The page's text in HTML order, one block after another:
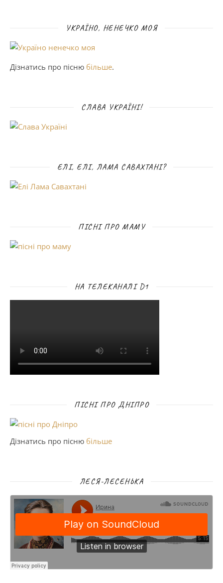
УКРАЇНО, НЕНЕЧКО МОЯ
Дізнатись про пісню більше.
СЛАВА УКРАЇНІ!
ЕЛІ, ЕЛІ, ЛАМА САВАХТАНІ?
ПІСНІ ПРО МАМУ
НА ТЕЛЕКАНАЛІ D1
ПІСНІ ПРО ДНІПРО
Дізнатись про пісню більше
ЛЕСЯ-ЛЕСЕНЬКА